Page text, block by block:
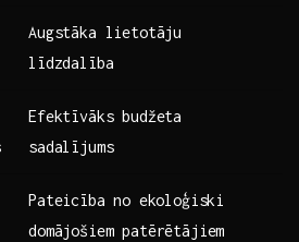
Augstāka lietotāju
līdzdalība
Efektīvāks budžeta‌
sadalījums
Pateicība ⁢no ekoloģiski
domājošiem patērētājiem